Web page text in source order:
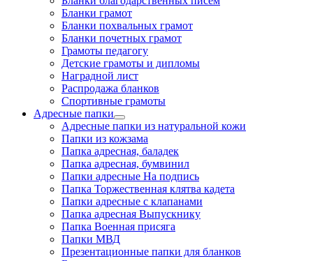
Бланки грамот
Бланки похвальных грамот
Бланки почетных грамот
Грамоты педагогу
Детские грамоты и дипломы
Наградной лист
Распродажа бланков
Спортивные грамоты
Адресные папки
Адресные папки из натуральной кожи
Папки из кожзама
Папка адресная, баладек
Папка адресная, бумвинил
Папки адресные На подпись
Папка Торжественная клятва кадета
Папки адресные с клапанами
Папка адресная Выпускнику
Папка Военная присяга
Папки МВД
Презентационные папки для бланков